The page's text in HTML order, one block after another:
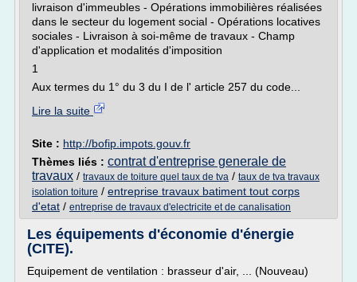
livraison d'immeubles - Opérations immobilières réalisées
dans le secteur du logement social - Opérations locatives
sociales - Livraison à soi-même de travaux - Champ
d'application et modalités d'imposition
1
Aux termes du 1° du 3 du I de l' article 257 du code...
Lire la suite
Site : http://bofip.impots.gouv.fr
Thèmes liés : contrat d'entreprise generale de
travaux / travaux de toiture quel taux de tva / taux de tva travaux
isolation toiture / entreprise travaux batiment tout corps
d'etat / entreprise de travaux d'electricite et de canalisation
Les équipements d'économie d'énergie
(CITE).
Equipement de ventilation : brasseur d'air, ... (Nouveau)